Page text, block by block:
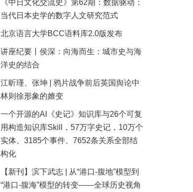
《中日文化交流史》第62期：数据驱动：
当代日本史学的数字人文研究范式
北京语言大学BCC语料库2.0版发布
讲座纪要丨侯深：向海而生：城市史与海
洋史的结合
江昕瑾、张坤 | 鸦片战争前后英国舆论中
林则徐形象的嬗变
一个开源的AI《史记》知识库与26个可复
用构造知识库Skill，57万字史记，10万个
实体、3185个事件、7652条关系全部结
构化
【新刊】滨下武志 | 从“港口-腹地”模型到
“港口-腹海”模型的转变——全球历史视角